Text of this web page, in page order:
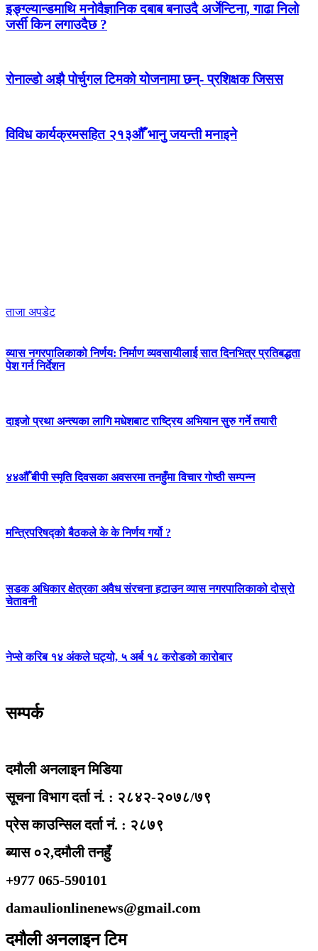
इङ्ग्ल्यान्डमाथि मनोवैज्ञानिक दबाब बनाउदै अर्जेन्टिना, गाढा निलो
जर्सी किन लगाउदैछ ?
रोनाल्डो अझै पोर्चुगल टिमको योजनामा छन्- प्रशिक्षक जिसस
विविध कार्यक्रमसहित २१३औँ भानु जयन्ती मनाइने
ताजा अपडेट
व्यास नगरपालिकाको निर्णय: निर्माण व्यवसायीलाई सात दिनभित्र प्रतिबद्धता
पेश गर्न निर्देशन
दाइजो प्रथा अन्त्यका लागि मधेशबाट राष्ट्रिय अभियान सुरु गर्ने तयारी
४४औँ बीपी स्मृति दिवसका अवसरमा तनहुँमा विचार गोष्ठी सम्पन्न
मन्त्रिपरिषद्को बैठकले के के निर्णय गर्यो ?
सडक अधिकार क्षेत्रका अवैध संरचना हटाउन व्यास नगरपालिकाको दोस्रो
चेतावनी
नेप्से करिब १४ अंकले घट्यो, ५ अर्ब १८ करोडको कारोबार
सम्पर्क
दमौली अनलाइन मिडिया
सूचना विभाग दर्ता नं. : २८४२-२०७८/७९
प्रेस काउन्सिल दर्ता नं. : २८७९
ब्यास ०२,दमौली तनहुँ
+977 065-590101
damaulionlinenews@gmail.com
दमौली अनलाइन टिम